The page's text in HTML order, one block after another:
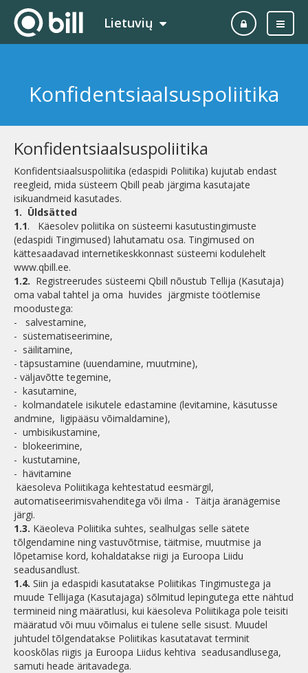
Lietuvių
Konfidentsiaalsuspoliitika
Konfidentsiaalsuspoliitika
Konfidentsiaalsuspoliitika (edaspidi Poliitika) kujutab endast
reegleid, mida süsteem Qbill peab järgima kasutajate
isikuandmeid kasutades.
1. Üldsätted
1.1. Käesolev poliitika on süsteemi kasutustingimuste
(edaspidi Tingimused) lahutamatu osa. Tingimused on
kättesaadavad internetikeskkonnast süsteemi kodulehelt
www.qbill.ee.
1.2. Registreerudes süsteemi Qbill nõustub Tellija (Kasutaja)
oma vabal tahtel ja oma huvides järgmiste töötlemise
moodustega:
- salvestamine,
- süstematiseerimine,
- säilitamine,
- täpsustamine (uuendamine, muutmine),
- väljavõtte tegemine,
- kasutamine,
- kolmandatele isikutele edastamine (levitamine, käsutusse
andmine, ligipääsu võimaldamine),
- umbisikustamine,
- blokeerimine,
- kustutamine,
- hävitamine
käesoleva Poliitikaga kehtestatud eesmärgil,
automatiseerimisvahenditega või ilma - Täitja äranägemise
järgi.
1.3. Käeoleva Poliitika suhtes, sealhulgas selle sätete
tõlgendamine ning vastuvõtmise, täitmise, muutmise ja
lõpetamise kord, kohaldatakse riigi ja Euroopa Liidu
seadusandlust.
1.4. Siin ja edaspidi kasutatakse Poliitikas Tingimustega ja
muude Tellijaga (Kasutajaga) sõlmitud lepingutega ette nähtud
termineid ning määratlusi, kui käesoleva Poliitikaga pole teisiti
määratud või muu võimalus ei tulene selle sisust. Muudel
juhtudel tõlgendatakse Poliitikas kasutatavat terminit
kooskõlas riigis ja Euroopa Liidus kehtiva seadusandlusega,
samuti heade äritavadega.